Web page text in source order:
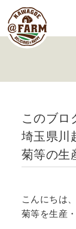
このブロ
埼玉県川
菊等の生
こんにちは
菊等を生産